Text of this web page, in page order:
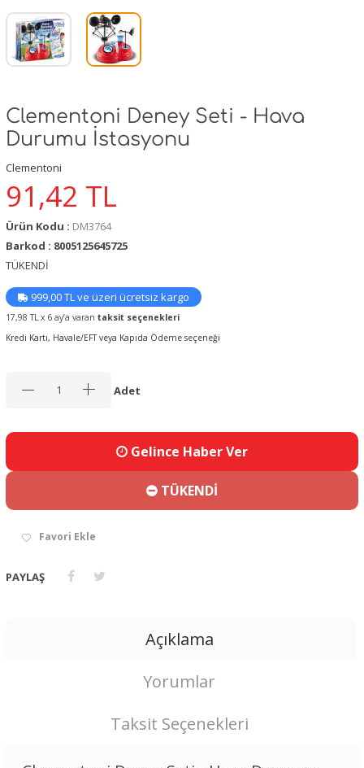
Clementoni Deney Seti - Hava
Durumu İstasyonu
Clementoni
91,42 TL
Ürün Kodu : DM3764
Barkod : 8005125645725
TÜKENDİ
999,00 TL ve üzeri ücretsiz kargo
17,98 TL x 6 ay’a varan taksit seçenekleri
Kredi Kartı, Havale/EFT veya Kapıda Ödeme seçeneği
Adet
Gelince Haber Ver
TÜKENDİ
Favori Ekle
PAYLAŞ
Açıklama
Yorumlar
Taksit Seçenekleri